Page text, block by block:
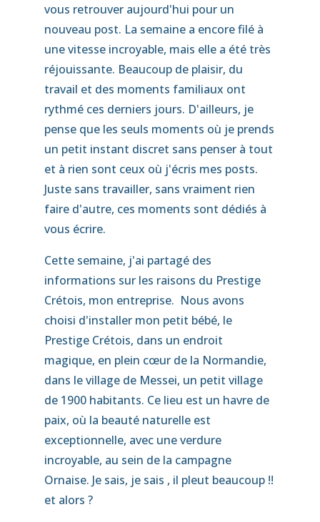
vous retrouver aujourd'hui pour un
nouveau post. La semaine a encore filé à
une vitesse incroyable, mais elle a été très
réjouissante. Beaucoup de plaisir, du
travail et des moments familiaux ont
rythmé ces derniers jours. D'ailleurs, je
pense que les seuls moments où je prends
un petit instant discret sans penser à tout
et à rien sont ceux où j'écris mes posts.
Juste sans travailler, sans vraiment rien
faire d'autre, ces moments sont dédiés à
vous écrire.
Cette semaine, j'ai partagé des
informations sur les raisons du Prestige
Crétois, mon entreprise. Nous avons
choisi d'installer mon petit bébé, le
Prestige Crétois, dans un endroit
magique, en plein cœur de la Normandie,
dans le village de Messei, un petit village
de 1900 habitants. Ce lieu est un havre de
paix, où la beauté naturelle est
exceptionnelle, avec une verdure
incroyable, au sein de la campagne
Ornaise. Je sais, je sais , il pleut beaucoup !!
et alors ?